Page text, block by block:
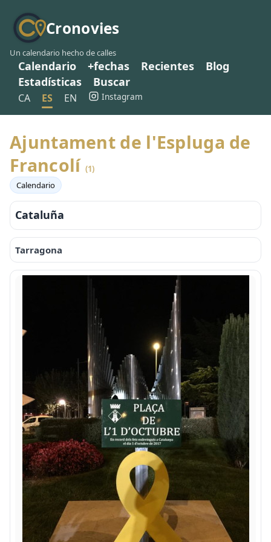
Cronovies
Un calendario hecho de calles
Calendario +fechas Recientes
Blog
Estadísticas
Buscar
CA ES EN Instagram
Ajuntament de l'Espluga de
Francolí (1)
Calendario
Cataluña
Tarragona